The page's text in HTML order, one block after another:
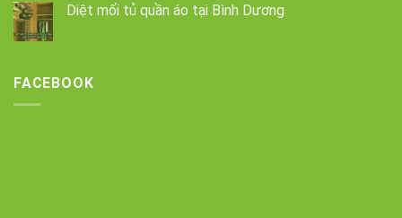
Diệt mối tủ quần áo tại Bình Dương
FACEBOOK